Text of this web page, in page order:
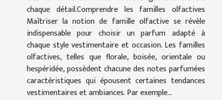
chaque détail.Comprendre les familles olfactives
Maîtriser la notion de famille olfactive se révèle
indispensable pour choisir un parfum adapté à
chaque style vestimentaire et occasion. Les familles
olfactives, telles que florale, boisée, orientale ou
hespéridée, possèdent chacune des notes parfumées
caractéristiques qui épousent certaines tendances
vestimentaires et ambiances. Par exemple...